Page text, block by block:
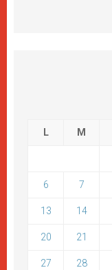
L M
6 7
13 14
20 21
27 28